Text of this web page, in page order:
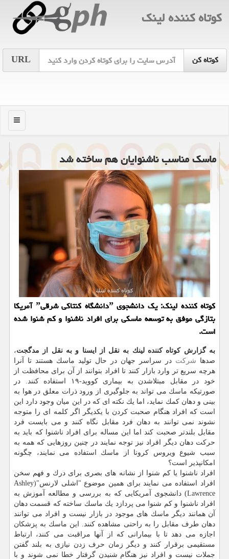
كوتاه كننده لینك
URL
منو
ماسك مناسب ناشنوایان هم ساخته شد
كوتاه كننده لینك: یك دانشجوی ˮدانشگاه كنتاكی شرقیˮ آمریكا
بتازگی موفق به توسعه ماسكی برای افراد ناشنوا و كم شنوا شده
است.
به گزارش كوتاه كننده لینك به نقل از ایسنا و به نقل از مدگجت،
صدها شركت در سراسر جهان در حال تولید ماسك هستند تا آنرا
هرچه سریع تر وارد بازار كنند تا افراد بتوانند از آن برای محافظت از
خود در مقابل مبتلاشدن به بیماری كووید-۱۹ استفاده كنند. در
صورتیكه ماسك می تواند به جلوگیری از ورود ذرات معلق در هوا به
بینی و دهان كمك نماید، اما یك نكته ای كه در این میان وجود دارد این
است كه افراد هنگام صحبت كردن با یكدیگر اگر كلمه ای را متوجه
نشوند نمی توانند به دهان فرد مقابل نگاه كنند و می بایست فرد
مقابل بلندتر صحبت كند اما این مساله برای افراد ناشنوا كه باید به
حركت دهان دیگر افراد نیز توجه نمایند در چنین روزهایی كه همه به
سبب شیوع ویروس كرونا از ماسك استفاده می نمایند، چگونه
امكانپذیر است؟
افراد ناشنوا یا كم شنوا از نشانه های بصری برای درك و فهم سخن
افراد استفاده می نمایند برای همین موضوع "اشلی لارنس"(Ashley
Lawrence) دانشجوی آمریكایی كه به بررسی و مطالعه آموزش به
افراد ناشنوا و كم شنوا می پردازد یك ماسك ساخته كه قسمت دهان
آن همانند دیگر ماسك های موجود در بازار نیست و افراد می توانند
دهان طرف مقابل را به راحتی مشاهده كنند. این ماسك به پزشكان
اجازه می دهد تا با بیمارانی كه از آنها مراقبت می كنند، ارتباط
مستقیمی برقرار كنند و دیگر زمان حرف زدن نیازی به بلند گفتن
جملات نیست و افراد نیز هنگام شنیدن گرفتار خطا نمی شوند و با